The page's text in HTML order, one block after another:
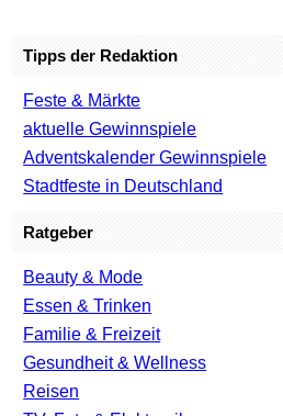
Tipps der Redaktion
Feste & Märkte
aktuelle Gewinnspiele
Adventskalender Gewinnspiele
Stadtfeste in Deutschland
Ratgeber
Beauty & Mode
Essen & Trinken
Familie & Freizeit
Gesundheit & Wellness
Reisen